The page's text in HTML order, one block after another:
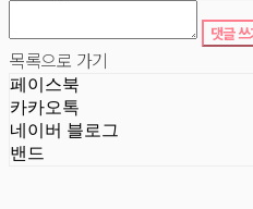
댓글
목록으로 가기
페이스북
카카오톡
네이버 블로그
밴드